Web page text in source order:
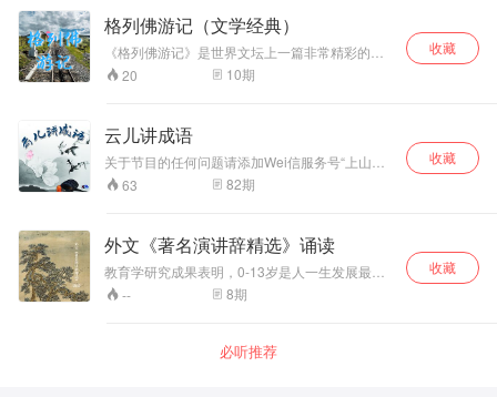
格列佛游记（文学经典）
《格列佛游记》是世界文坛上一篇非常精彩的游
记体小说，在作者乔纳森•斯威夫特的笔下，他以
奇妙的想象力以及辛辣风趣的讽刺手法，运用精
妙无穷的童话世界，绘声绘影，滑稽幽默，极富
艺术感染力，但在阅读之后，又会引起读者无限
的深思。 我们的编辑团队结合小学生的特质，将
这本经典之作进行了细致地整理，并邀请了专业
播音老师为孩子们配乐朗读。 相信通过每晚五分
用方法。 我们还会引导孩子，结合故事内容，激
发孩子的自主思考能力，与更多同学进行线上互
动，共同学习讨论这本经典之作。 相信持续的聆
听，孩子们定会获益匪浅。
20 10期
收藏
云儿讲成语
关于节目的任何问题请添加Wei信服务号“上山之
声”与我们联系。
63 82期
收藏
外文《著名演讲辞精选》诵读
教育学研究成果表明，0-13岁是人一生发展最重
要的时期，在这一时期加强对儿童的教育，将会
收到事半功倍的成效。每位有责任感的家长，都
但是面对市场上层出不穷的教育方法和种类繁杂
的儿童教育读物，家长们经常感到困惑：怎样才
-- 8期
收藏
必听推荐